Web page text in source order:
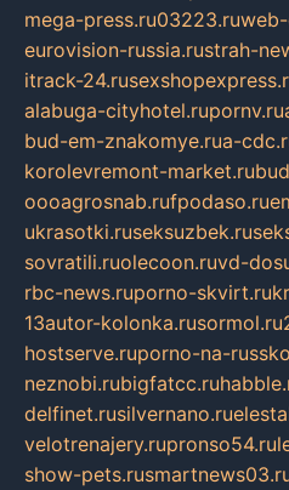
mega-press.ru03223.ru
eurovision-russia.rustrah-
itrack-24.ru
alabuga-cityhotel.rupornv.ru
bud-em-znakomye.rua-
korolevremont-market.ru
oooagrosnab.rufpodaso.ru
ukrasotki.ruseksuzbek.ru
sovratili.ruolecoon.ruvd-
rbc-news.ruporno-skvirt.ru
13autor-kolonka.rusormol.ru
hostserve.ruporno-na-
neznobi.rubigfatcc.ru
delfinet.rusilvernano.ru
velotrenajery.rupronso54.ru
show-pets.ru